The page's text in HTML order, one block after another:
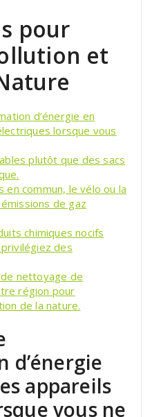
pour
et
d’énergie en
lorsque vous
plutôt que des sacs
commun, le vélo ou la
de gaz
chimiques nocifs
des
nettoyage de
région pour
de la nature.
d’énergie
appareils
vous ne